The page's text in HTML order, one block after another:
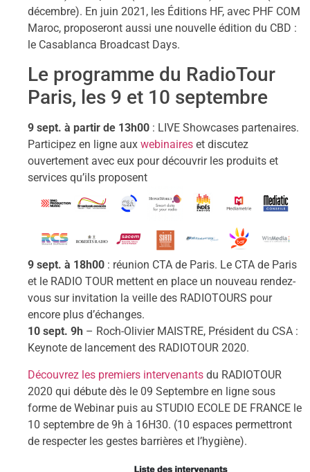
décembre). En juin 2021, les Éditions HF, avec PHF COM
Maroc, proposeront aussi une nouvelle édition du CBD :
le Casablanca Broadcast Days.
Le programme du RadioTour
Paris, les 9 et 10 septembre
9 sept. à partir de 13h00 : LIVE Showcases partenaires.
Participez en ligne aux webinaires et discutez
ouvertement avec eux pour découvrir les produits et
services qu’ils proposent
9 sept. à 18h00 : réunion CTA de Paris. Le CTA de Paris
et le RADIO TOUR mettent en place un nouveau rendez-
vous sur invitation la veille des RADIOTOURS pour
encore plus d’échanges.
10 sept. 9h – Roch-Olivier MAISTRE, Président du CSA :
Keynote de lancement des RADIOTOUR 2020.
Découvrez les premiers intervenants du RADIOTOUR
2020 qui débute dès le 09 Septembre en ligne sous
forme de Webinar puis au STUDIO ECOLE DE FRANCE le
10 septembre de 9h à 16H30. (10 espaces permettront
de respecter les gestes barrières et l’hygiène).